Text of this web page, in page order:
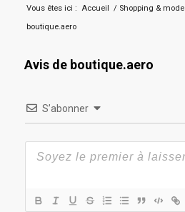
Vous êtes ici : Accueil / Shopping & mode
boutique.aero
Avis de boutique.aero
S’abonner